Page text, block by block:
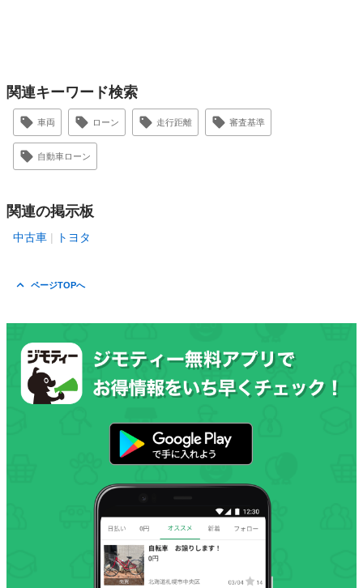
関連キーワード検索
車両 ローン 走行距離 審査基準
自動車ローン
関連の掲示板
中古車 トヨタ
ページTOPへ